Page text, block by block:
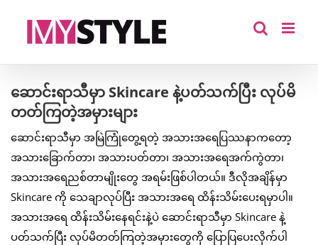
ဆောင်းရာသီမှာ Skincare နဲ့ပတ်သက်ပြီး လုပ်မိ
တတ်ကြတဲ့အမှားများ
ဆောင်းရာသီမှာ အမြဲကြုံတွေ့ရတဲ့ အသားအရေပြဿနာကတော့
အသားခြောက်တာ၊ အသားပတ်တာ၊ အသားအရေအက်ကွဲတာ၊
အသားအရေညစ်တာမျိုးတွေ အရမ်းဖြစ်ပါတယ်။ ဒီလိုအချိန်မှာ
Skincare ကို သေချာလုပ်ပြီး အသားအရေ ထိန်းသိမ်းပေးရမှာပါ။
အသားအရေ ထိန်းသိမ်းနေရင်းနဲ့ပဲ ဆောင်းရာသီမှာ Skincare နဲ့
ပတ်သက်ပြီး လုပ်မိတတ်ကြတဲ့အမှားတွေကို ပြောပြပေးလိုက်ပါ